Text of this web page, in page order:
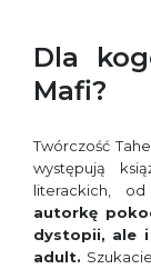
Dla
Mafi?
Twórczość
występują
literackich,
autorkę
dystopii, ale i
adult.